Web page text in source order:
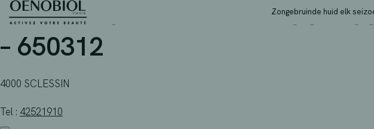
Skip
Zongebruinde huid elk
PHARMACIE PPL + 765 –
– 650312
4000 SCLESSIN
Tel : 42521910